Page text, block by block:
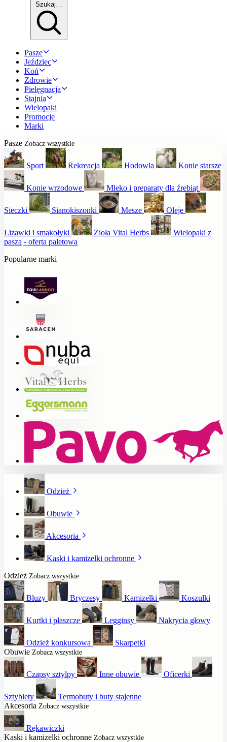
Szukaj…
Pasze
Jeździec
Koń
Zdrowie
Pielęgnacja
Stajnia
Wielopaki
Promocje
Marki
Pasze Zobacz wszystkie
Sport Rekreacja Hodowla Konie starsze
Konie wrzodowe Mleko i preparaty dla źrebiąt
Sieczki Sianokiszonki Mesze Oleje
Lizawki i smakołyki Zioła Vital Herbs
Wielopaki z
paszą - oferta paletowa
Popularne marki
Odzież
Obuwie
Akcesoria
Kaski i kamizelki ochronne
Odzież Zobacz wszystkie
Bluzy Bryczesy Kamizelki Koszulki
Kurtki i płaszcze Legginsy Nakrycia głowy
Odzież konkursowa
Skarpetki
Obuwie Zobacz wszystkie
Czapsy sztylpy Inne obuwie Oficerki
Sztyblety
Termobuty i buty stajenne
Akcesoria Zobacz wszystkie
Rękawiczki
Kaski i kamizelki ochronne Zobacz wszystkie